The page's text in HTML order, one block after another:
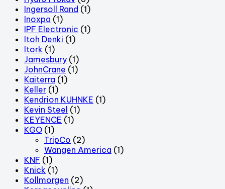
Ingersoll Rand (1)
Inoxpa (1)
IPF Electronic (1)
Itoh Denki (1)
Itork (1)
Jamesbury (1)
JohnCrane (1)
Kaiterra (1)
Keller (1)
Kendrion KUHNKE (1)
Kevin Steel (1)
KEYENCE (1)
KGO (1)
TripCo (2)
Wangen America (1)
KNF (1)
Knick (1)
Kollmorgen (2)